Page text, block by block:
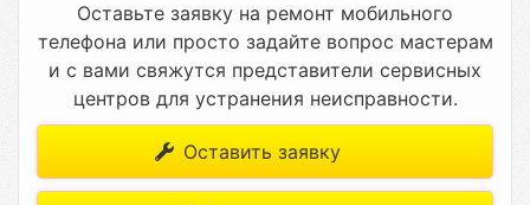
Оставьте заявку на ремонт мобильного
телефона или просто задайте вопрос мастерам
и с вами свяжутся представители сервисных
центров для устранения неисправности.
Оставить заявку